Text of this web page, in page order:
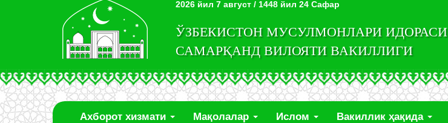
2026 йил 7 август / 1448 йил 24 Сафар
ЎЗБЕКИСТОН МУСУЛМОНЛАРИ ИДОРАСИ
САМАРҚАНД ВИЛОЯТИ ВАКИЛЛИГИ
Ахборот хизмати Мақолалар Ислом Вакиллик ҳақида